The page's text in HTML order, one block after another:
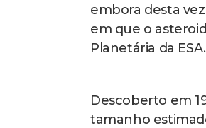
embora desta
em que o
Planetária da
Descoberto em
tamanho